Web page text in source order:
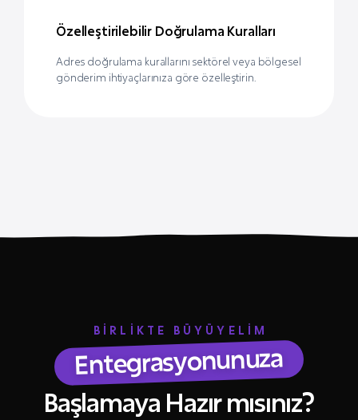
Özelleştirilebilir Doğrulama Kuralları
Adres doğrulama kurallarını sektörel veya bölgesel
gönderim ihtiyaçlarınıza göre özelleştirin.
BİRLİKTE BÜYÜYELİM
Entegrasyonunuza
Başlamaya Hazır mısınız?